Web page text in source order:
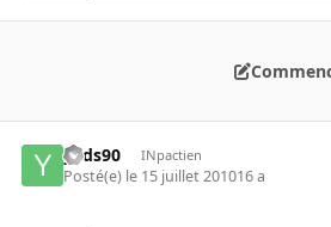
yvds90 INpactien
Posté(e) le 15 juillet 201016 a